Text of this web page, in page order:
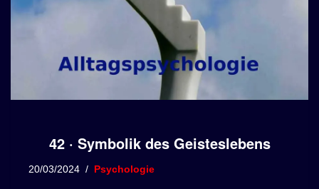
42 · Symbolik des Geisteslebens
20/03/2024 Psychologie